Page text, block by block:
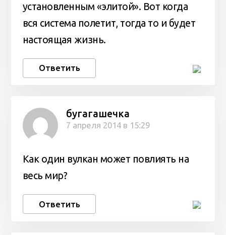
установленным «элитой». Вот когда
вся система полетит, тогда то и будет
настоящая жизнь.
Ответить
бугагашечка
7 апреля 2014 в 15:29
Как один вулкан может повлиять на
весь мир?
Ответить